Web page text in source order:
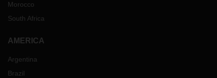
Morocco
South Africa
AMERICA
Argentina
Brazil